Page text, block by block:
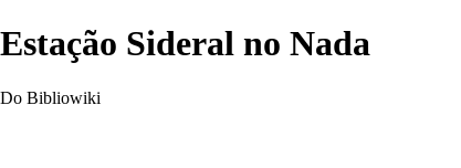
Estação Sideral no Nada
Do Bibliowiki